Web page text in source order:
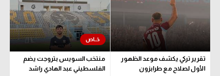
تقرير تركي يكشف موعد الظهور
الأول لصلاح مع طرابزون
منتخب السويس بتروجت يضم
الفلسطيني عبد الهادي راشد